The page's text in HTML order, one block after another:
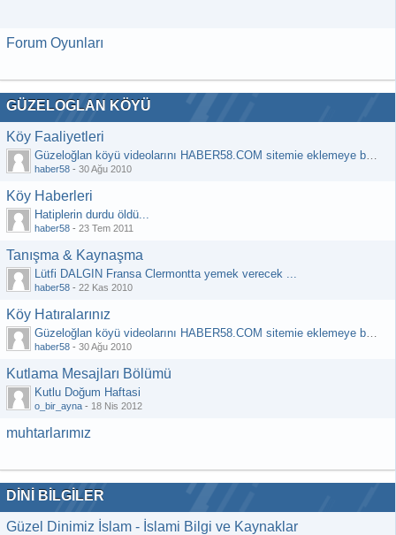
Forum Oyunları
GÜZELOGLAN KÖYÜ
Köy Faaliyetleri
Güzeloğlan köyü videolarını HABER58.COM sitemie eklemeye başladık
haber58 - 30 Ağu 2010
Köy Haberleri
Hatiplerin durdu öldü...
haber58 - 23 Tem 2011
Tanışma & Kaynaşma
Lütfi DALGIN Fransa Clermontta yemek verecek ...
haber58 - 22 Kas 2010
Köy Hatıralarınız
Güzeloğlan köyü videolarını HABER58.COM sitemie eklemeye başladık ...
haber58 - 30 Ağu 2010
Kutlama Mesajları Bölümü
Kutlu Doğum Haftasi
o_bir_ayna - 18 Nis 2012
muhtarlarımız
DİNİ BİLGİLER
Güzel Dinimiz İslam - İslami Bilgi ve Kaynaklar